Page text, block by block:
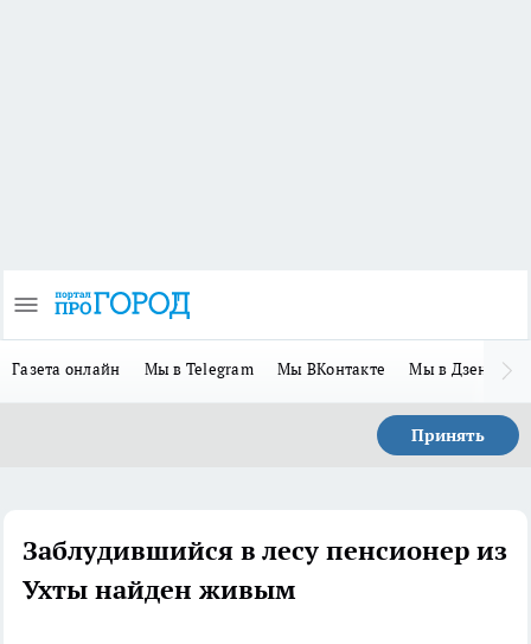
Газета онлайн Мы в Telegram Мы ВКонтакте Мы в Дзене
Принять
Заблудившийся в лесу пенсионер из
Ухты найден живым